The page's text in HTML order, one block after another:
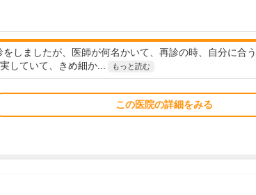
をしましたが、医師が何名かいて、再診の時、自分に合
していて、きめ細か...
もっと読む
この医院の詳細をみる